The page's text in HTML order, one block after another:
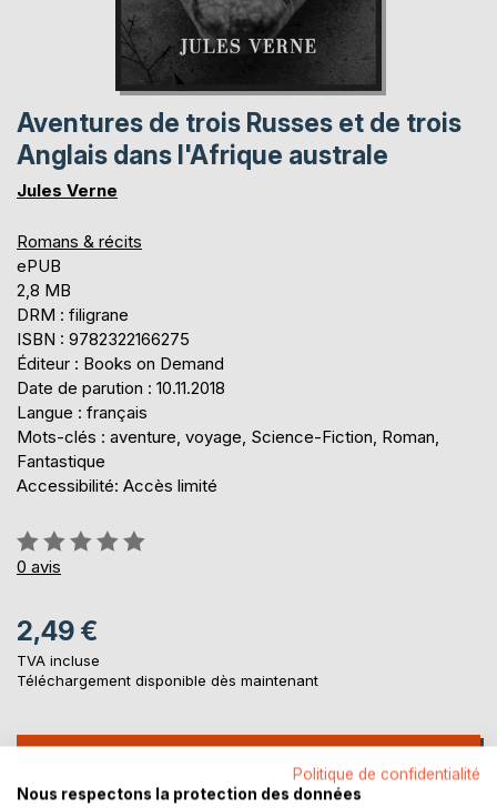
Aventures de trois Russes et de trois
Anglais dans l'Afrique australe
Jules Verne
Romans & récits
ePUB
2,8 MB
DRM : filigrane
ISBN : 9782322166275
Éditeur : Books on Demand
Date de parution : 10.11.2018
Langue : français
Mots-clés : aventure, voyage, Science-Fiction, Roman,
Fantastique
Accessibilité: Accès limité
Évaluation:
0%
0 avis
2,49 €
TVA incluse
Téléchargement disponible dès maintenant
Politique de confidentialité
Nous respectons la protection des données